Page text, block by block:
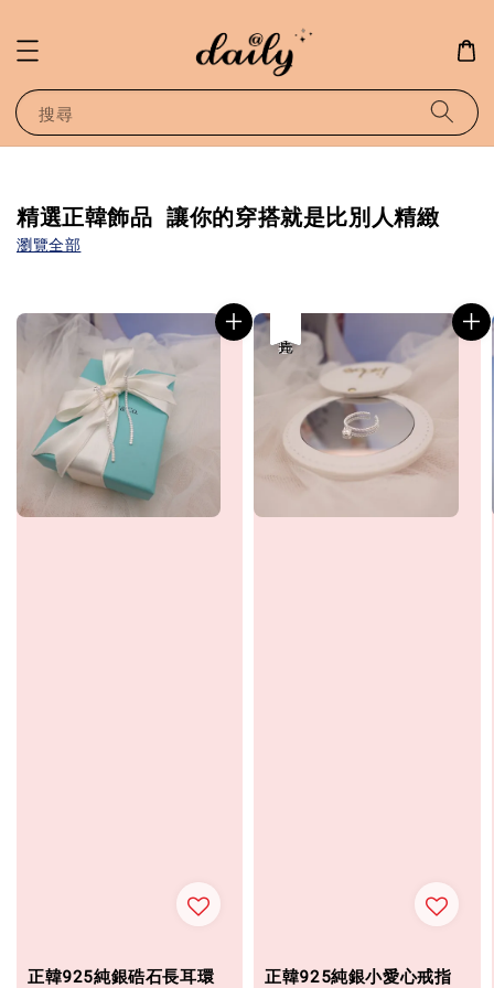
搜尋
精選正韓飾品 讓你的穿搭就是比別人精緻
瀏覽全部
正韓925純銀硞石長耳環 正韓925純銀小愛心戒指